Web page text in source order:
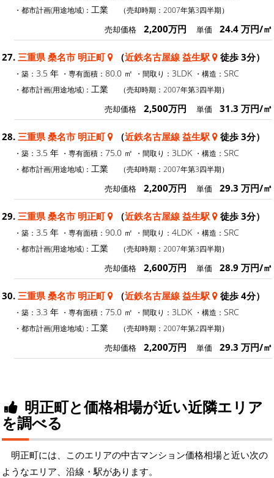
・都市計画(用途地域)： 工業 （売却時期：2007年第3四半期）
売却価格 2,200万円 単価 24.4 万円/㎡
27. 三重県 桑名市 明正町 （近鉄名古屋線 益生駅 徒歩 3分）
・築： 3.5 年 ・専有面積： 80.0 ㎡ ・間取り： 3LDK ・構造： SRC
・都市計画(用途地域)： 工業 （売却時期：2007年第3四半期）
売却価格 2,500万円 単価 31.3 万円/㎡
28. 三重県 桑名市 明正町 （近鉄名古屋線 益生駅 徒歩 3分）
・築： 3.5 年 ・専有面積： 75.0 ㎡ ・間取り： 3LDK ・構造： SRC
・都市計画(用途地域)： 工業 （売却時期：2007年第3四半期）
売却価格 2,200万円 単価 29.3 万円/㎡
29. 三重県 桑名市 明正町 （近鉄名古屋線 益生駅 徒歩 3分）
・築： 3.5 年 ・専有面積： 90.0 ㎡ ・間取り： 4LDK ・構造： SRC
・都市計画(用途地域)： 工業 （売却時期：2007年第3四半期）
売却価格 2,600万円 単価 28.9 万円/㎡
30. 三重県 桑名市 明正町 （近鉄名古屋線 益生駅 徒歩 4分）
・築： 3.3 年 ・専有面積： 75.0 ㎡ ・間取り： 3LDK ・構造： SRC
・都市計画(用途地域)： 工業 （売却時期：2007年第2四半期）
売却価格 2,200万円 単価 29.3 万円/㎡
明正町と価格相場が近い近隣エリア
を調べる
明正町には、このエリアの中古マンション価格相場と近い次の
ようなエリア、沿線・駅があります。